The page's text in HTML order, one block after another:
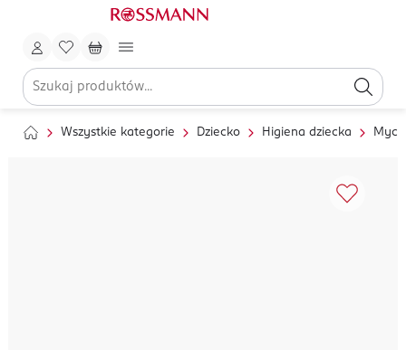
Wszystkie kategorie Dziecko Higiena dziecka